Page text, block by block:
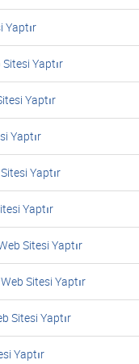
Yaptır
Yaptır
Yaptır
Yaptır
Yaptır
Yaptır
Sitesi Yaptır
Sitesi Yaptır
Sitesi Yaptır
Yaptır